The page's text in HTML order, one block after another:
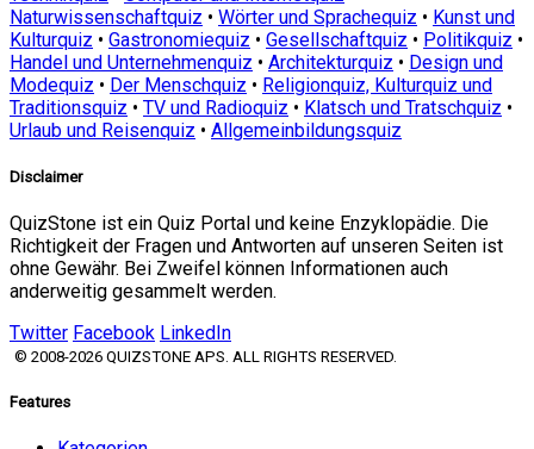
Naturwissenschaftquiz • Wörter und Sprachequiz • Kunst und
Kulturquiz • Gastronomiequiz • Gesellschaftquiz • Politikquiz •
Handel und Unternehmenquiz • Architekturquiz • Design und
Modequiz • Der Menschquiz • Religionquiz, Kulturquiz und
Traditionsquiz • TV und Radioquiz • Klatsch und Tratschquiz •
Urlaub und Reisenquiz • Allgemeinbildungsquiz
Disclaimer
QuizStone ist ein Quiz Portal und keine Enzyklopädie. Die
Richtigkeit der Fragen und Antworten auf unseren Seiten ist
ohne Gewähr. Bei Zweifel können Informationen auch
anderweitig gesammelt werden.
Twitter Facebook LinkedIn
© 2008-2026 QUIZSTONE APS. ALL RIGHTS RESERVED.
Features